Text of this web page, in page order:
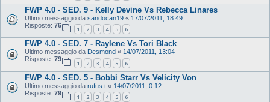
FWP 4.0 - SED. 9 - Kelly Devine Vs Rebecca Linares
Ultimo messaggio da sandocan19 « 17/07/2011, 18:49
Risposte: 76
1 2 3 4 5 6
FWP 4.0 - SED. 7 - Raylene Vs Tori Black
Ultimo messaggio da Desmond « 14/07/2011, 13:04
Risposte: 79
1 2 3 4 5 6
FWP 4.0 - SED. 5 - Bobbi Starr Vs Velicity Von
Ultimo messaggio da rufus t « 14/07/2011, 0:12
Risposte: 79
1 2 3 4 5 6